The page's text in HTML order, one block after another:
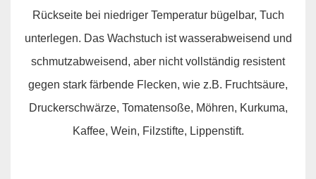
Rückseite bei niedriger Temperatur bügelbar, Tuch
unterlegen. Das Wachstuch ist wasserabweisend und
schmutzabweisend, aber nicht vollständig resistent
gegen stark färbende Flecken, wie z.B. Fruchtsäure,
Druckerschwärze, Tomatensoße, Möhren, Kurkuma,
Kaffee, Wein, Filzstifte, Lippenstift.